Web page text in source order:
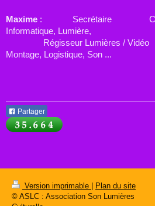
Maxime : Secrétaire
Informatique, Lumière,
Régisseur Lumières
Montage, Logistique, Son ...
Partager
Version imprimable | Plan du site
© ASLC : Association Son Lumières